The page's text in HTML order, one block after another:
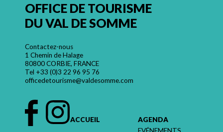
OFFICE DE TOURISME
DU VAL DE SOMME
Contactez-nous
1 Chemin de Halage
80800 CORBIE, FRANCE
Tel +33 (0)3 22 96 95 76
officedetourisme@valdesomme.com
ACCUEIL
AGENDA